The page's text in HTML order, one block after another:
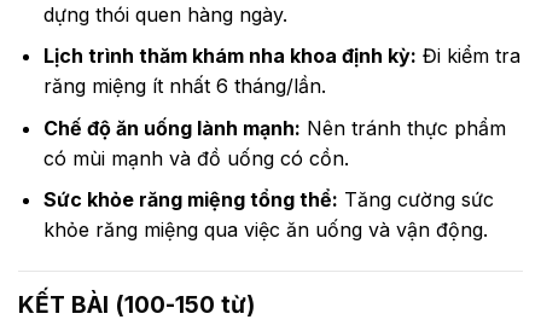
dựng thói quen hàng ngày.
Lịch trình thăm khám nha khoa định kỳ: Đi kiểm tra
răng miệng ít nhất 6 tháng/lần.
Chế độ ăn uống lành mạnh: Nên tránh thực phẩm
có mùi mạnh và đồ uống có cồn.
Sức khỏe răng miệng tổng thể: Tăng cường sức
khỏe răng miệng qua việc ăn uống và vận động.
KẾT BÀI (100-150 từ)